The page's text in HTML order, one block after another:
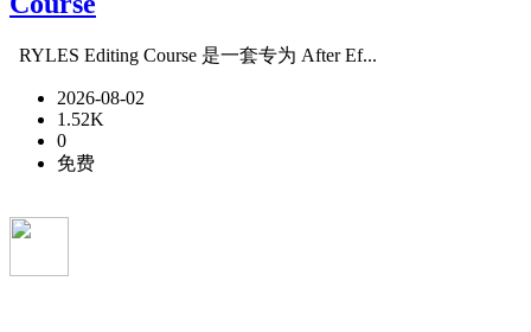
RYLES Editing Course 是一套专为 After Ef...
2026-08-02
1.52K
0
免费